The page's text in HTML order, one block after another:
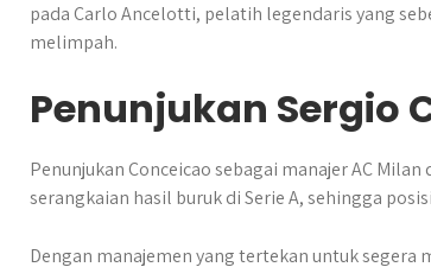
pada Carlo Ancelotti, pelatih legendaris yang
melimpah.
Penunjukan Sergio
Penunjukan Conceicao sebagai manajer AC
serangkaian hasil buruk di Serie A, sehingga
Dengan manajemen yang tertekan untuk